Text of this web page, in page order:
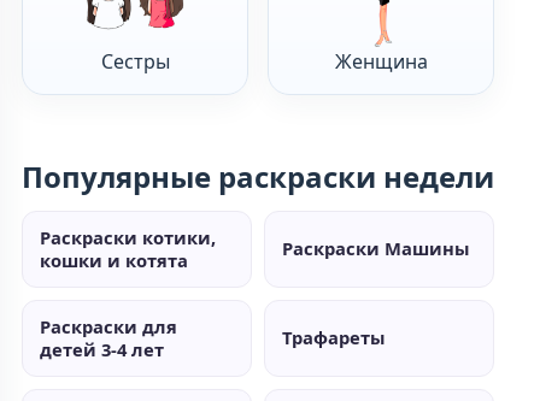
Сестры Женщина
Популярные раскраски недели
Раскраски котики,
кошки и котята
Раскраски Машины
Раскраски для
детей 3-4 лет
Трафареты